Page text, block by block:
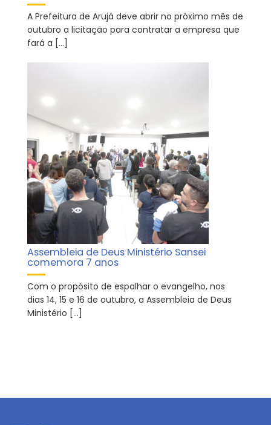
A Prefeitura de Arujá deve abrir no próximo mês de
outubro a licitação para contratar a empresa que
fará a […]
Assembleia de Deus Ministério Sansei
comemora 7 anos
Com o propósito de espalhar o evangelho, nos
dias 14, 15 e 16 de outubro, a Assembleia de Deus
Ministério […]